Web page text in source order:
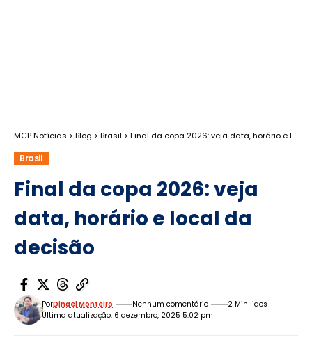
MCP Notícias > Blog > Brasil > Final da copa 2026: veja data, horário e local da decisão
Brasil
Final da copa 2026: veja
data, horário e local da
decisão
Última atualização: 6 dezembro, 2025 5:02 pm
PorDinael Monteiro Nenhum comentário 2 Min lidos